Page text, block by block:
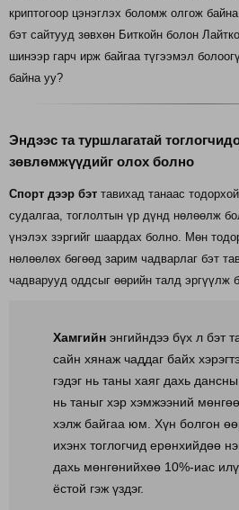
криптогоор цэнэглэх боломж олгож
бэт сайтууд зөвхөн Биткойн болон
шинээр гарч ирж байгаа түгээмэл
байна уу?
Эндээс та туршлагатай
зөвлөмжүүдийг олох болно
Спорт дээр бэт тавихад танаас
судалгаа, тоглолтын үр дүнд нөлөөлж
үнэлэх зэргийг шаардах болно. Мөн
нөлөөлөх бөгөөд зарим чадварлаг бэт
чадварууд оддсыг өөрийн талд эргүүлж
Хамгийн энгийндээ бүх л бэт
сайн хянаж чаддаг байх
гэдэг нь таны хаяг дахь
нь таныг хэр хэмжээний
хэлж байгаа юм. Хүн болгон
ихэнх тоглогчид ерөнхийдөө
дахь мөнгөнийхөө 10%-иас
ёстой гэж үздэг.